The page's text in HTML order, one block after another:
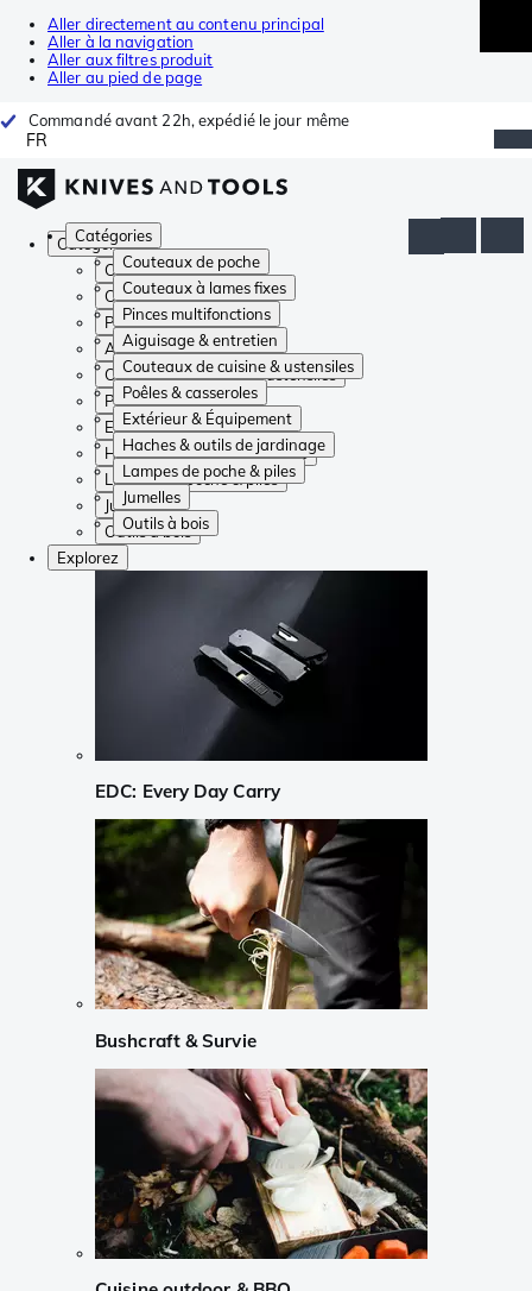
Aller directement au contenu principal
Aller à la navigation
Aller aux filtres produit
Aller au pied de page
Commandé avant 22h, expédié le jour même
FR
Catégories
Couteaux de poche
Couteaux à lames fixes
Pinces multifonctions
Aiguisage & entretien
Couteaux de cuisine & ustensiles
Poêles & casseroles
Extérieur & Équipement
Haches & outils de jardinage
Lampes de poche & piles
Jumelles
Outils à bois
Catégories
Couteaux de poche
Couteaux à lames fixes
Pinces multifonctions
Aiguisage & entretien
Couteaux de cuisine & ustensiles
Poêles & casseroles
Extérieur & Équipement
Haches & outils de jardinage
Lampes de poche & piles
Jumelles
Outils à bois
Explorez
EDC: Every Day Carry
Bushcraft & Survie